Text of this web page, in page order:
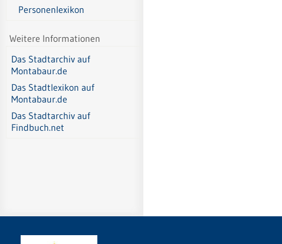
Personenlexikon
Weitere Informationen
Das Stadtarchiv auf
Montabaur.de
Das Stadtlexikon auf
Montabaur.de
Das Stadtarchiv auf
Findbuch.net